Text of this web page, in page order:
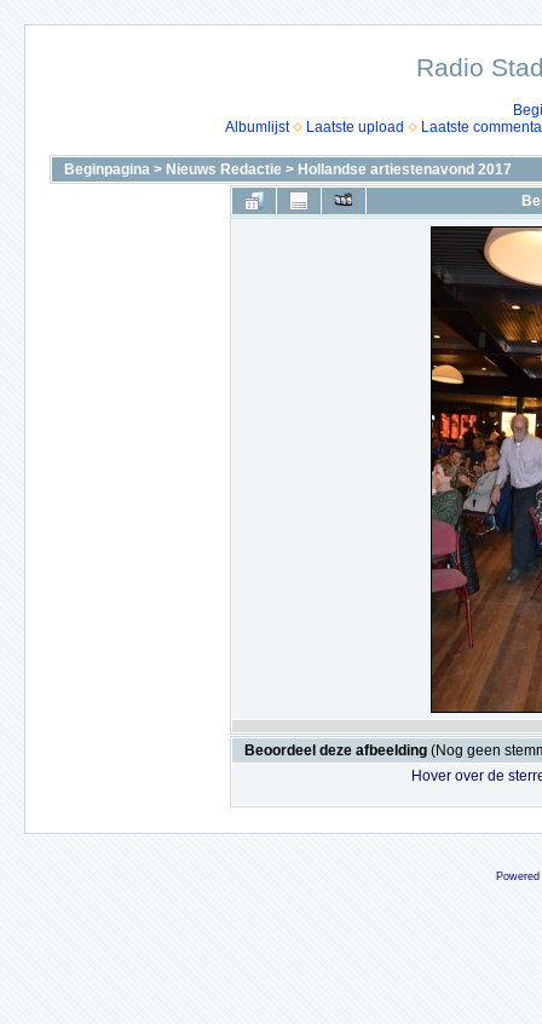
Radio
Albumlijst
Laatste upload Laatste
Beginpagina > Nieuws Redactie > Hollandse artiestenavond 2017
Beoordeel deze afbeelding (Nog geen
Hover over de